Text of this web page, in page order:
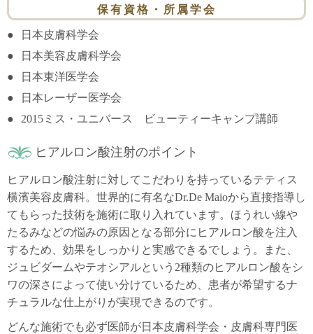
保有資格・所属学会
日本皮膚科学会
日本美容皮膚科学会
日本東洋医学会
日本レーザー医学会
2015ミス・ユニバース ビューティーキャンプ講師
ヒアルロン酸注射のポイント
ヒアルロン酸注射に対してこだわりを持っているテティス
横濱美容皮膚科。世界的に有名なDr.De Maioから直接指導し
てもらった技術を施術に取り入れています。ほうれい線や
たるみなどの悩みの原因となる部分にヒアルロン酸を注入
するため、効果をしっかりと実感できるでしょう。また、
ジュビダームやテオシアルという2種類のヒアルロン酸をシ
ワの深さによって使い分けているため、患者が希望するナ
チュラルな仕上がりが実現できるのです。
どんな施術でも必ず医師が日本皮膚科学会・皮膚科専門医